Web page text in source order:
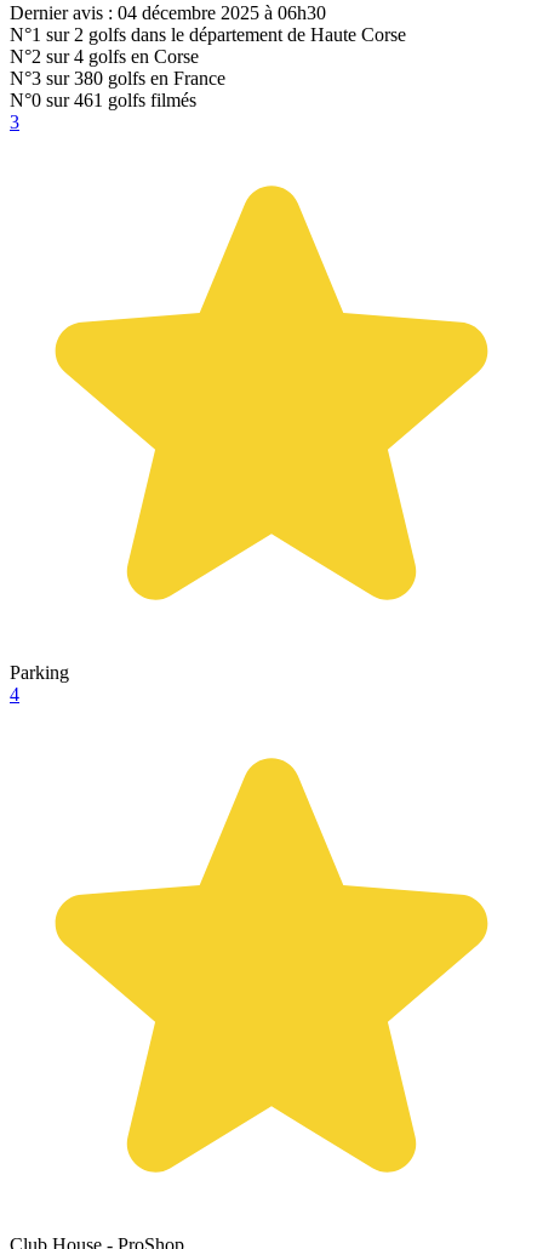
Dernier avis : 04 décembre 2025 à 06h30
N°1 sur 2 golfs dans le département de Haute Corse
N°2 sur 4 golfs en Corse
N°3 sur 380 golfs en France
N°0 sur 461 golfs filmés
3
Parking
4
Club House - ProShop